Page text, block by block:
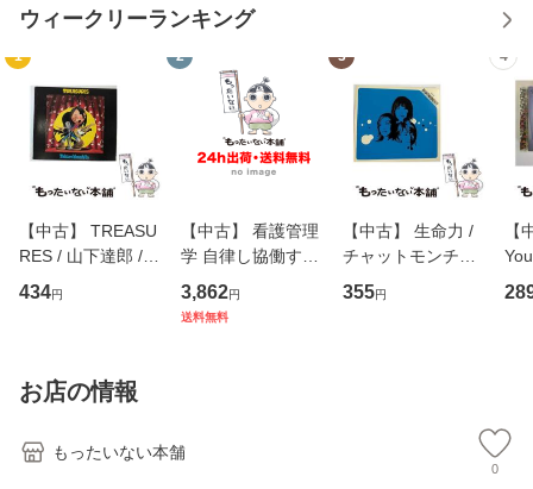
ウィークリーランキング
1
【中古】 TREASU
RES / 山下達郎 /
イーストウエス
ト・ジャパン [CD]
434円
2
【中古】 看護管理
学 自律し協働する
専門職の看護マネ
ジメントスキル 改
3,862円
送料無料
3
【中古】 生命力 /
チャットモンチー /
キューンレコード
[CD]【メール便送
355円
4
【
のが
お店の情報
もったいない本舗
0